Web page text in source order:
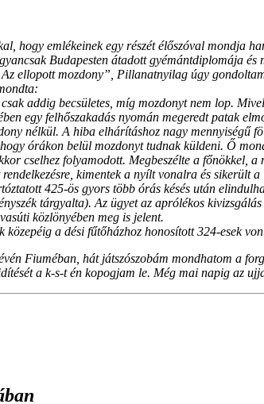
hogy emlékeinek egy részét élőszóval mondja
Budapesten átadott gyémántdiplomája
ellopott mozdony”, Pillanatnyilag úgy
addig becsületes, míg mozdonyt nem lop.
egy felhőszakadás nyomán megeredt patak
nélkül. A hiba elhárításhoz nagy mennyiségű
órákon belül mozdonyt tudnak küldeni. Ő
cselhez folyamodott. Megbeszélte a főnökkel, a
kimentek a nyílt vonalra és sikerült
425-ös gyors több órás késés után
tárgyalta). Az ügyet az aprólékos
közlönyében meg is jelent.
a dési fűtőházhoz honosított 324-esek
Fiuméban, hát játszószobám mondhatom a
a k-s-t én kopogjam le. Még mai napig az